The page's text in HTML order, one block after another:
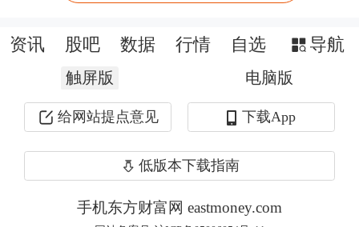
为设计和批量生产液冷板，以满足高性
能AI计算和数据中心架构直接冷却需
求，但其并未言明这五百万块液冷板具
体客户。
资讯 股吧 数据 行情 自选 导航
触屏版 电脑版
给网站提点意见 下载App
低版本下载指南
手机东方财富网 eastmoney.com